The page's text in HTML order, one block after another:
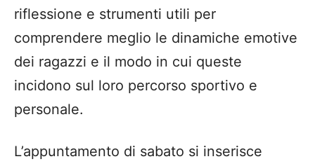
riflessione e strumenti utili per
comprendere meglio le dinamiche emotive
dei ragazzi e il modo in cui queste
incidono sul loro percorso sportivo e
personale.
L’appuntamento di sabato si inserisce